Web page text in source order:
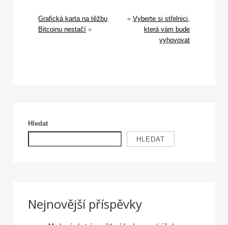
Grafická karta na těžbu
Bitcoinu nestačí »
« Vyberte si střelnici,
která vám bude
vyhovovat
Hledat
HLEDAT
Nejnovější příspěvky